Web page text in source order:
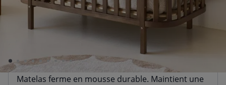
réduction
MATELAS BÉBÉ «NOVA» PREMIUM EN
MOUSSE POUR LIT BÉBÉ « COCOON »
89,95
Matelas ferme en mousse durable. Maintient une